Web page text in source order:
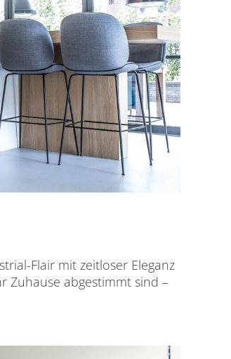
Flair mit zeitloser Eleganz
Zuhause abgestimmt sind –